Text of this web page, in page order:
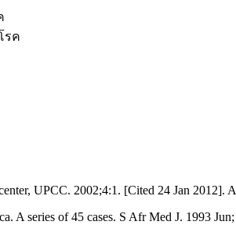
รค
UPCC. 2002;4:1. [Cited 24 Jan 2012].
A series of 45 cases. S Afr Med J. 1993